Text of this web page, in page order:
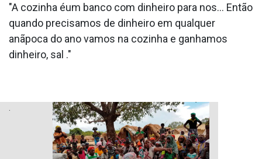
"A cozinha éum banco com dinheiro para nos... Então
quando precisamos de dinheiro em qualquer
anãpoca do ano vamos na cozinha e ganhamos
dinheiro, sal ."
.